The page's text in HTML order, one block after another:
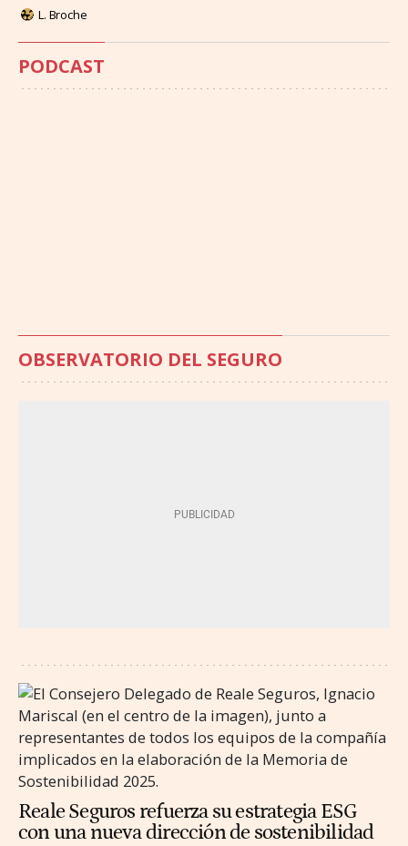
L. Broche
PODCAST
OBSERVATORIO DEL SEGURO
Reale Seguros refuerza su estrategia ESG
con una nueva dirección de sostenibilidad